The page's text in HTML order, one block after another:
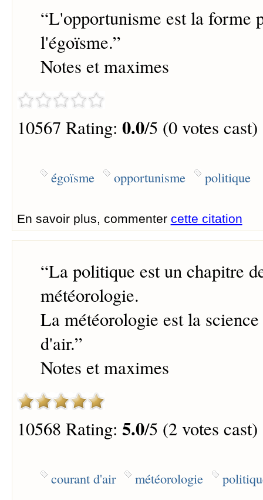
“L'opportunisme est la forme
l'égoïsme.”
Notes et maximes
10567 Rating: 0.0/5 (0 votes cast)
égoïsme opportunisme politique
En savoir plus, commenter cette citation
“La politique est un chapitre
météorologie.
La météorologie est la
d'air.”
Notes et maximes
10568 Rating: 5.0/5 (2 votes cast)
courant d'air météorologie